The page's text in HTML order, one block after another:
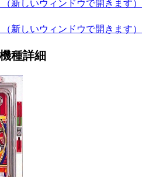
（新しいウィンドウで開きます）
（新しいウィンドウで開きます）
種詳細